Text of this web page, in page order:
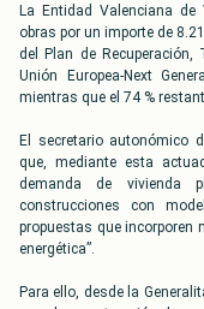
La Entidad Valenciana
obras por un importe de
del Plan de
Unión Europea-Next
mientras que el 74 %
El secretario autonómico
que, mediante esta
demanda de vivienda
construcciones con
propuestas que incorporen
energética”.
Para ello, desde la